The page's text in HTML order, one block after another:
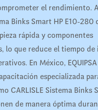
el rendimiento.
Binks Smart HP E10-280
rápida y componentes
lo que reduce el tiempo
En México,
especializada
CARLISLE Sistema Binks
de manera óptima